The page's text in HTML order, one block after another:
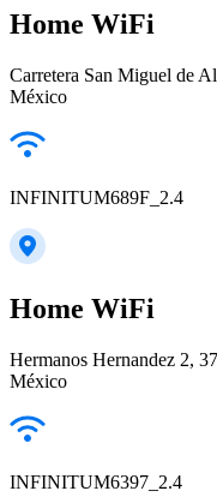
Home WiFi
Carretera San Miguel de
México
INFINITUM689F_2.4
Home WiFi
Hermanos Hernandez 2,
México
INFINITUM6397_2.4